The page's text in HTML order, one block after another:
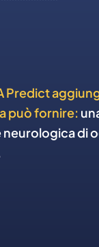
Predict
può fornire:
di